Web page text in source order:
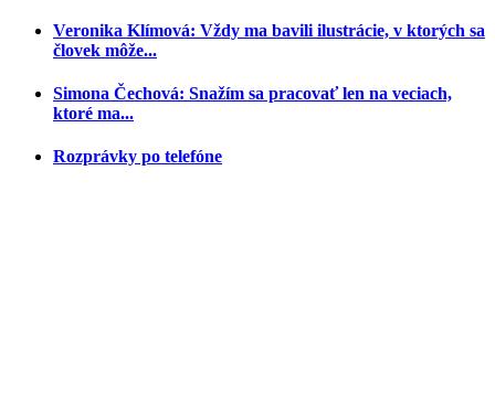
Veronika Klímová: Vždy ma bavili ilustrácie, v ktorých sa
človek môže...
Simona Čechová: Snažím sa pracovať len na veciach,
ktoré ma...
Rozprávky po telefóne